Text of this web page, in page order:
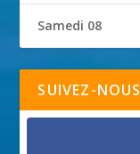
Samedi 08
SUIVEZ-NOUS